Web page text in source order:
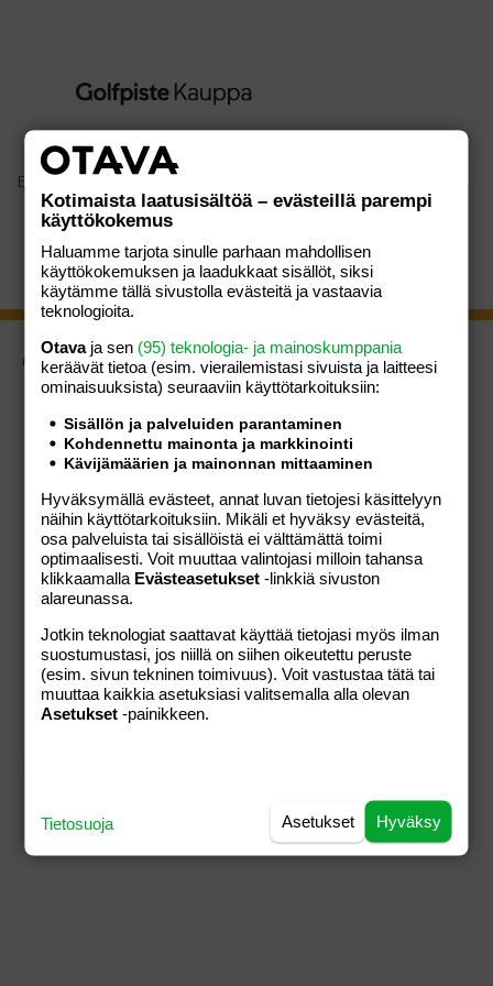
Etusivu / Shop
Tietosuojaseloste
Muokkaa evästeasetuksia
KAUPAN EHDOT
Verkkokaupan ehdot
Otavamedian yleiset ehdot
ASIAKASPALVELU
Usein kysytyt kysymykset
Palautusoikeus
Ota yhteyttä
Kotimaista laatusisältöä – evästeillä parempi
käyttökokemus
Haluamme tarjota sinulle parhaan mahdollisen
käyttökokemuksen ja laadukkaat sisällöt, siksi
käytämme tällä sivustolla evästeitä ja vastaavia
teknologioita.
Otavaja sen (95) teknologia- ja mainoskumppania
keräävät tietoa (esim. vierailemis­tasi sivuista ja laitteesi
ominaisuuk­sista) seuraaviin käyttötarkoituksiin:
Sisällön ja palveluiden parantaminen
Kohdennettu mainonta ja markkinointi
Kävijämäärien ja mainonnan mittaaminen
Hyväksymällä evästeet, annat luvan tietojesi käsittelyyn
näihin käyttötarkoituksiin. Mikäli et hyväksy evästeitä,
osa palveluista tai sisällöistä ei välttämättä toimi
optimaalisesti. Voit muuttaa valintojasi milloin tahansa
klikkaamalla Evästeasetukset -linkkiä sivuston
alareunassa.
Jotkin teknologiat saattavat käyttää tietojasi myös ilman
suostumustasi, jos niillä on siihen oikeutettu peruste
(esim. sivun tekninen toimivuus). Voit vastustaa tätä tai
muuttaa kaikkia asetuksiasi valitsemalla alla olevan
Asetukset -painikkeen.
Hyväksy
Asetukset
Tietosuoja